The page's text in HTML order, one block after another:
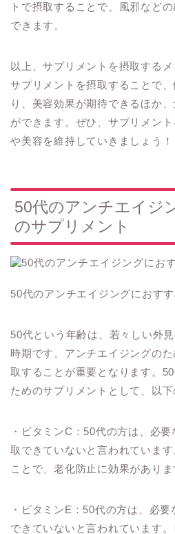
トで摂取することで、風邪など
できます。
以上、サプリメントを摂取するメ
サプリメントを摂取することで
り、美容効果が期待できるほか
ができます。ぜひ、サプリメン
や美容を維持していきましょう！
50代のアンチエイジ
のサプリメント
50代のアンチエイジングにおす
50代という年齢は、若々しい外
時期です。アンチエイジングの
取することが重要となります。
ためのサプリメントとして、以下
・ビタミンC：50代の方は、必
取できていないと言われていま
ことで、老化防止に効果がありま
・ビタミンE：50代の方は、必
できていないと言われています